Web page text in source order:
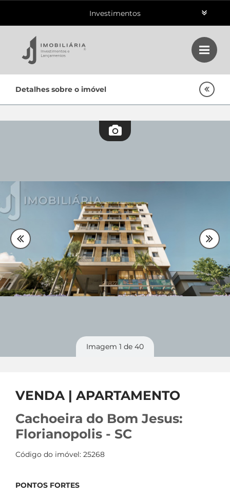
Class
Investimentos
Home
Oportunidades
Fale Conosco 48 3364-0079
48 99842-0500
Divulgue seu imóvel
Detalhes sobre o imóvel
Imagem 1 de 40
VENDA | APARTAMENTO
Cachoeira do Bom Jesus:
Florianopolis - SC
Código do imóvel: 25268
PONTOS FORTES